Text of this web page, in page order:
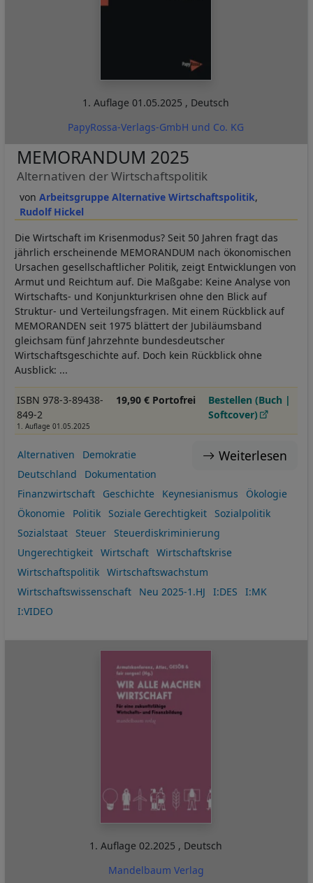
1. Auflage01.05.2025 , Deutsch
PapyRossa-Verlags-GmbH und Co. KG
Arbeitsgruppe Alternative Wirtschaftspolitik
Rudolf Hickel
MEMORANDUM 2025
Alternativen der Wirtschaftspolitik
Die Wirtschaft im Krisenmodus? Seit 50 Jahren fragt das
jährlich erscheinende MEMORANDUM nach ökonomischen
Ursachen gesellschaftlicher Politik, zeigt Entwicklungen von
Armut und Reichtum auf. Die Maßgabe: Keine Analyse von
Wirtschafts- und Konjunkturkrisen ohne den Blick auf
Struktur- und Verteilungsfragen. Mit einem Rückblick auf
MEMORANDEN seit 1975 blättert der Jubiläumsband
gleichsam fünf Jahrzehnte bundesdeutscher
Wirtschaftsgeschichte auf. Doch kein Rückblick ohne
Ausblick: ...
ISBN 978-3-89438-
849-2
1. Auflage 01.05.2025
19,90 € Portofrei
Bestellen (Buch |
Softcover)
Weiterlesen
Alternativen
Demokratie
Deutschland
Dokumentation
Finanzwirtschaft
Geschichte Keynesianismus
Ökologie
Ökonomie
Politik Soziale Gerechtigkeit
Sozialpolitik
Sozialstaat
Steuer
Steuerdiskriminierung
Ungerechtigkeit
Wirtschaft
Wirtschaftskrise
Wirtschaftspolitik
Wirtschaftswachstum
Wirtschaftswissenschaft
Neu 2025-1.HJ I:DES
I:MK
I:VIDEO
1. Auflage02.2025 , Deutsch
Mandelbaum Verlag